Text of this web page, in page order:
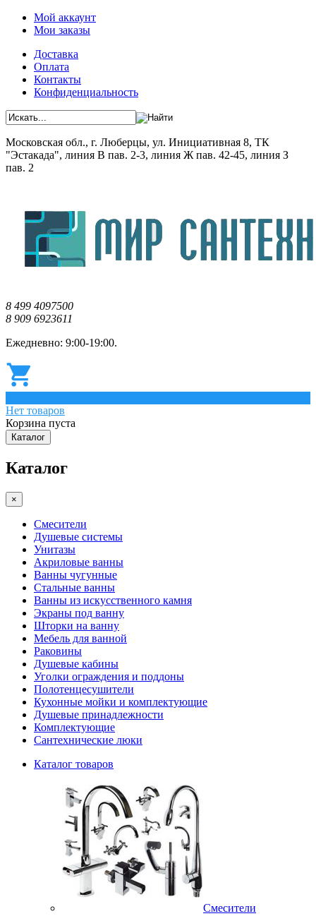
Мой аккаунт
Мои заказы
Доставка
Оплата
Контакты
Конфиденциальность
Московская обл., г. Люберцы, ул. Инициативная 8, ТК
"Эстакада", линия В пав. 2-3, линия Ж пав. 42-45, линия З
пав. 2
8 499 4097500
8 909 6923611
Ежедневно: 9:00-19:00.
Нет товаров
Корзина пуста
Каталог
Каталог
×
Смесители
Душевые системы
Унитазы
Акриловые ванны
Ванны чугунные
Стальные ванны
Ванны из искусственного камня
Экраны под ванну
Шторки на ванну
Мебель для ванной
Раковины
Душевые кабины
Уголки ограждения и поддоны
Полотенцесушители
Кухонные мойки и комплектующие
Душевые принадлежности
Комплектующие
Сантехнические люки
Каталог товаров
Смесители